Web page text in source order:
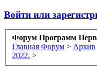
Войти или
Форум Программ
Главная Форум > Архив
2022. >